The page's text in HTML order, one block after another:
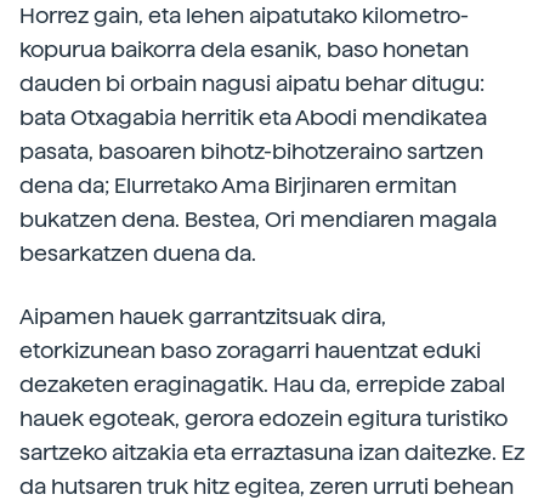
Horrez gain, eta lehen aipatutako kilometro-
kopurua baikorra dela esanik, baso honetan
dauden bi orbain nagusi aipatu behar ditugu:
bata Otxagabia herritik eta Abodi mendikatea
pasata, basoaren bihotz-bihotzeraino sartzen
dena da; Elurretako Ama Birjinaren ermitan
bukatzen dena. Bestea, Ori mendiaren magala
besarkatzen duena da.
Aipamen hauek garrantzitsuak dira,
etorkizunean baso zoragarri hauentzat eduki
dezaketen eraginagatik. Hau da, errepide zabal
hauek egoteak, gerora edozein egitura turistiko
sartzeko aitzakia eta erraztasuna izan daitezke. Ez
da hutsaren truk hitz egitea, zeren urruti behean